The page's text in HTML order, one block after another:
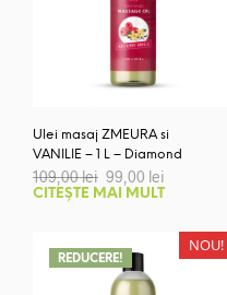
Ulei masaj ZMEURA si
VANILIE – 1 L – Diamond
109,00lei Prețul
inițial
99,00 lei
curent
CITEȘTE MAI MULT
NOU!
REDUCERE!